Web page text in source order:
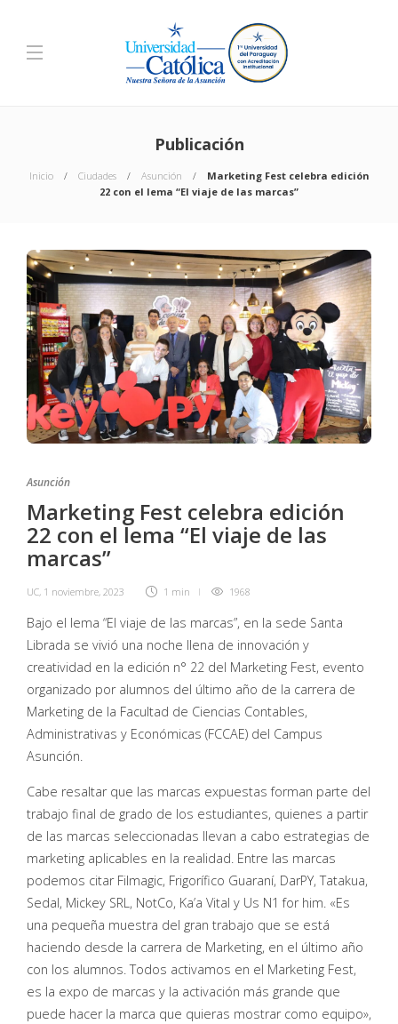
Publicación
Inicio Ciudades Asunción
Marketing Fest celebra edición
22 con el lema “El viaje de las marcas”
Asunción
Marketing Fest celebra edición
22 con el lema “El viaje de las
marcas”
UC, 1 noviembre, 2023 1 min 1968
Bajo el lema “El viaje de las marcas”, en la sede Santa
Librada se vivió una noche llena de innovación y
creatividad en la edición n° 22 del Marketing Fest, evento
organizado por alumnos del último año de la carrera de
Marketing de la Facultad de Ciencias Contables,
Administrativas y Económicas (FCCAE) del Campus
Asunción.
Cabe resaltar que las marcas expuestas forman parte del
trabajo final de grado de los estudiantes, quienes a partir
de las marcas seleccionadas llevan a cabo estrategias de
marketing aplicables en la realidad. Entre las marcas
podemos citar Filmagic, Frigorífico Guaraní, DarPY, Tatakua,
Sedal, Mickey SRL, NotCo, Ka’a Vital y Us N1 for him. «Es
una pequeña muestra del gran trabajo que se está
haciendo desde la carrera de Marketing, en el último año
con los alumnos. Todos activamos en el Marketing Fest,
es la expo de marcas y la activación más grande que
puede hacer la marca que quieras mostrar como equipo»,